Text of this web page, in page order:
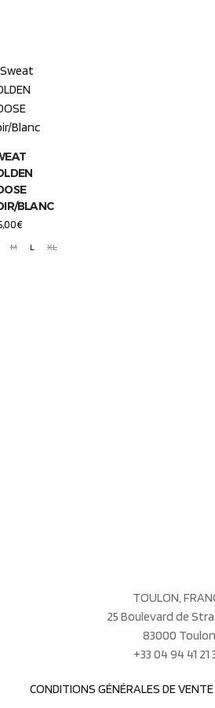
BLANC
€
M L XL
TOULON,
25 Boulevard de
83000 Toulon
+33 04 94 41 21
CONDITIONS GÉNÉRALES DE VENTE